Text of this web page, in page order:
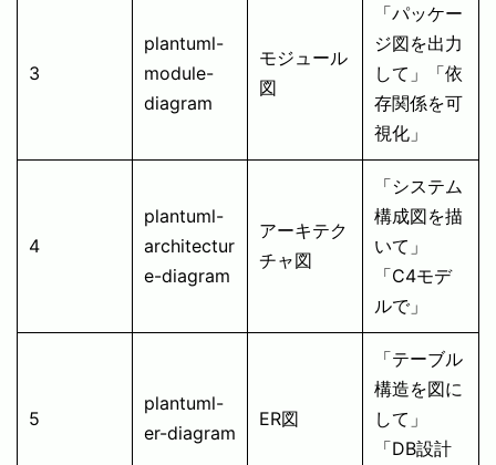
3
plantuml-
module-
diagram
モジュール
図
「パッケー
ジ図を出力
して」「依
存関係を可
視化」
4
plantuml-
architectur
e-diagram
アーキテク
チャ図
「システム
構成図を描
いて」
「C4モデ
ルで」
5
plantuml-
er-diagram
ER図
「テーブル
構造を図に
して」
「DB設計